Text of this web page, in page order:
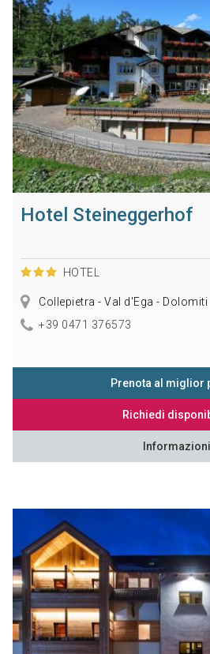
Hotel Steineggerhof
HOTEL
Collepietra - Val d'Ega - Dolomiti
+39 0471 376573
Prenota al miglior
Richiedi
Informazioni